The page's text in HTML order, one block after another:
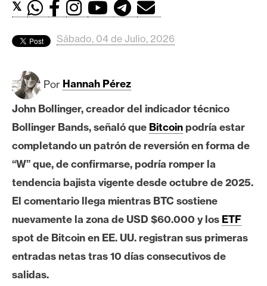
a
d
o
B
i
t
c
o
i
E
h
e
𝕏
Sábado, 04 de Julio, 2026
Por Hannah Pérez
John Bollinger, creador del indicador técnico
Bollinger Bands, señaló que Bitcoinpodría estar
completando un patrón de reversión en forma de
“W” que, de confirmarse, podría romper la
tendencia bajista vigente desde octubre de 2025.
El comentario llega mientras BTC sostiene
nuevamente la zona de USD $60.000 y los ETF
spot de Bitcoin en EE. UU. registran sus primeras
entradas netas tras 10 días consecutivos de
salidas.